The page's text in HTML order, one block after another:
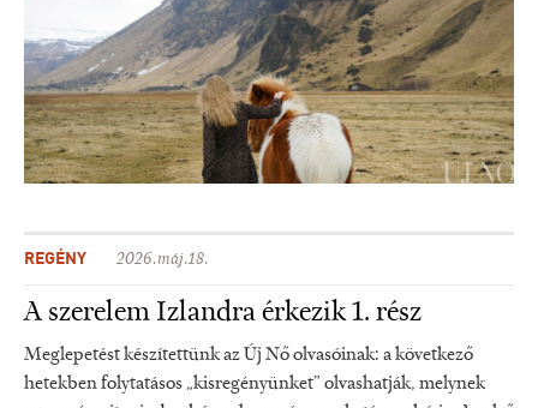
REGÉNY 2026.máj.18.
A szerelem Izlandra érkezik 1. rész
Meglepetést készítettünk az Új Nő olvasóinak: a következő
hetekben folytatásos „kisregényünket” olvashatják, melynek